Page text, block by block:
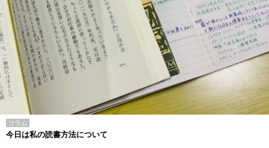
コラム
今日は私の読書方法について